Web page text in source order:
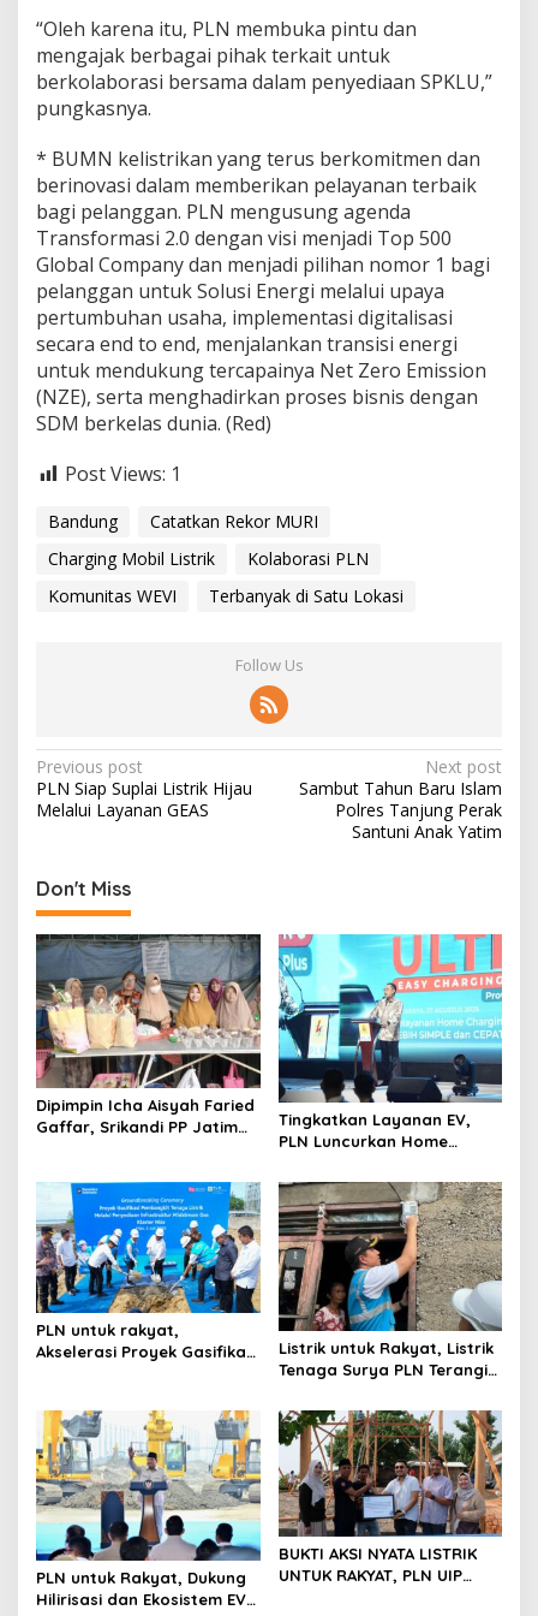
“Oleh karena itu, PLN membuka pintu dan
mengajak berbagai pihak terkait untuk
berkolaborasi bersama dalam penyediaan SPKLU,”
pungkasnya.
* BUMN kelistrikan yang terus berkomitmen dan
berinovasi dalam memberikan pelayanan terbaik
bagi pelanggan. PLN mengusung agenda
Transformasi 2.0 dengan visi menjadi Top 500
Global Company dan menjadi pilihan nomor 1 bagi
pelanggan untuk Solusi Energi melalui upaya
pertumbuhan usaha, implementasi digitalisasi
secara end to end, menjalankan transisi energi
untuk mendukung tercapainya Net Zero Emission
(NZE), serta menghadirkan proses bisnis dengan
SDM berkelas dunia. (Red)
Post Views: 1
Bandung
Catatkan Rekor MURI
Charging Mobil Listrik
Kolaborasi PLN
Komunitas WEVI
Terbanyak di Satu Lokasi
Follow Us
P
o
t
n
a
v
i
g
a
t
i
o
n
Previous post
PLN Siap Suplai Listrik Hijau
Melalui Layanan GEAS
Next post
Sambut Tahun Baru Islam
Polres Tanjung Perak
Santuni Anak Yatim
Don't Miss
Dipimpin Icha Aisyah Faried
Gaffar, Srikandi PP Jatim
Tingkatkan Layanan EV,
PLN Luncurkan Home
Terbaru
PLN untuk rakyat,
Akselerasi Proyek Gasifikasi
Listrik untuk Rakyat, Listrik
Tenaga Surya PLN Terangi
Cahaya Baru di Ujung
Utara Sulawesi
PLN untuk Rakyat, Dukung
Hilirisasi dan Ekosistem EV,
BUKTI AKSI NYATA LISTRIK
UNTUK RAKYAT, PLN UIP